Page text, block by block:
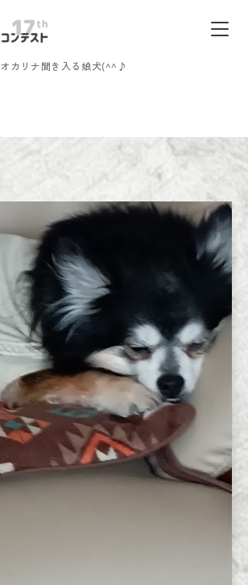
オカリナ聞き入る娘犬(^^♪